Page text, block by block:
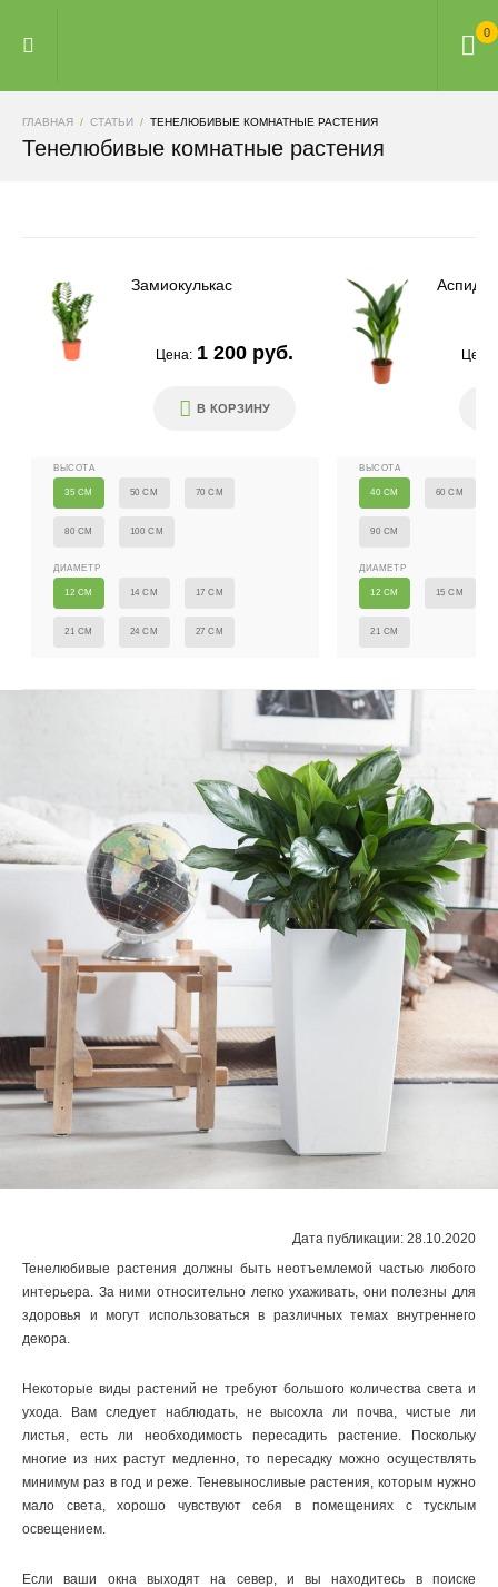
0
ГЛАВНАЯ СТАТЬИ ТЕНЕЛЮБИВЫЕ КОМНАТНЫЕ РАСТЕНИЯ
Тенелюбивые комнатные растения
Дата публикации: 28.10.2020
Тенелюбивые растения должны быть неотъемлемой частью любого
интерьера. За ними относительно легко ухаживать, они полезны для
здоровья и могут использоваться в различных темах внутреннего
декора.
Некоторые виды растений не требуют большого количества света и
ухода. Вам следует наблюдать, не высохла ли почва, чистые ли
листья, есть ли необходимость пересадить растение. Поскольку
многие из них растут медленно, то пересадку можно осуществлять
минимум раз в год и реже. Теневыносливые растения, которым нужно
мало света, хорошо чувствуют себя в помещениях с тусклым
освещением.
Если ваши окна выходят на север, и вы находитесь в поиске
Замиокулькас
Цена: 1 200 руб.
В КОРЗИНУ
ВЫСОТА
35 СМ 50 СМ 70 СМ
80 СМ 100 СМ
ДИАМЕТР
12 СМ 14 СМ 17 СМ
21 СМ 24 СМ 27 СМ
Цена:
ВЫСОТА
40 СМ 60 СМ
90 СМ
ДИАМЕТР
12 СМ 15 СМ
21 СМ